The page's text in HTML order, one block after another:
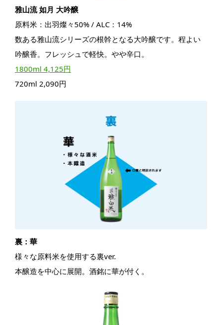
雅山流 如月 大吟醸
原料米：出羽燦々50% / ALC：14%
数ある雅山流シリーズの根幹となる大吟醸です。程よい
吟醸香。フレッシュで軽快。やや辛口。
1800ml 4,125円
720ml 2,090円
裏：華
様々な原料米を使用する裏ver.​
本醸造を中心に展開。酒銘に華が付く。